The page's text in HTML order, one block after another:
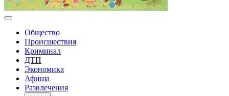
Общество
Происшествия
Криминал
ДТП
Экономика
Афиша
Развлечения